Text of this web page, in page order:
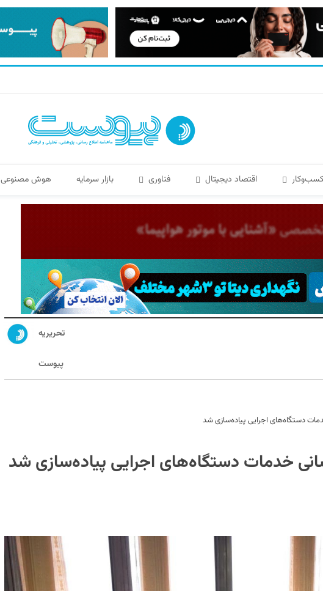
کسب‌و‌کار اقتصاد دیجیتال فناوری بازار سرمایه هوش مصنوعی
تحریریه
پیوست
دستگاه‌های اجرایی پیاده‌سازی شد
خدمات دستگاه‌های اجرایی پیاده‌سازی شد